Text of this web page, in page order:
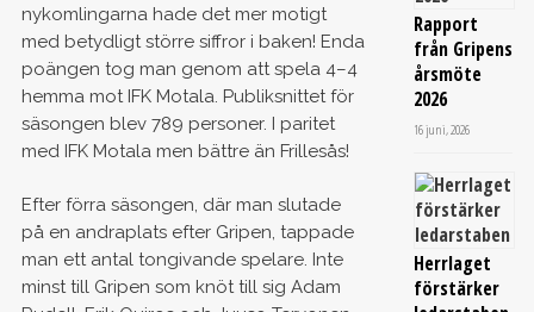
nykomlingarna hade det mer motigt
med betydligt större siffror i baken! Enda
poängen tog man genom att spela 4–4
hemma mot IFK Motala. Publiksnittet för
säsongen blev 789 personer. I paritet
med IFK Motala men bättre än Frillesås!
Efter förra säsongen, där man slutade
på en andraplats efter Gripen, tappade
man ett antal tongivande spelare. Inte
minst till Gripen som knöt till sig Adam
Rapport
från Gripens
årsmöte
2026
16 juni, 2026
Herrlaget
förstärker